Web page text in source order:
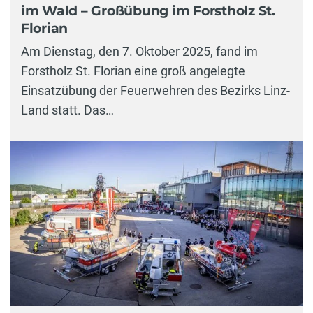
im Wald – Großübung im Forstholz St.
Florian
Am Dienstag, den 7. Oktober 2025, fand im
Forstholz St. Florian eine groß angelegte
Einsatzübung der Feuerwehren des Bezirks Linz-
Land statt. Das…